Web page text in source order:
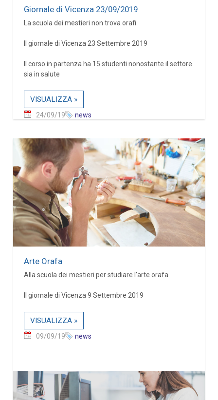
Giornale di Vicenza 23/09/2019
La scuola dei mestieri non trova orafi
Il giornale di Vicenza 23 Settembre 2019
Il corso in partenza ha 15 studenti nonostante il settore
sia in salute
VISUALIZZA »
24/09/19 news
Arte Orafa
Alla scuola dei mestieri per studiare l'arte orafa
Il giornale di Vicenza 9 Settembre 2019
VISUALIZZA »
09/09/19 news